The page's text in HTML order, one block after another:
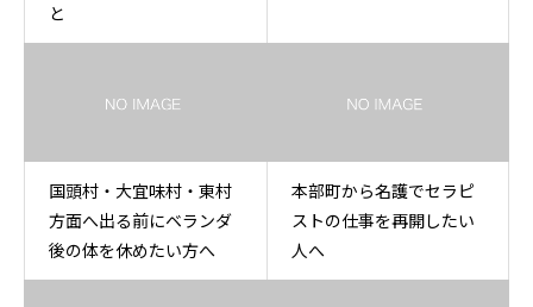
と
国頭村・大宜味村・東村
方面へ出る前にベランダ
後の体を休めたい方へ
本部町から名護でセラピ
ストの仕事を再開したい
人へ